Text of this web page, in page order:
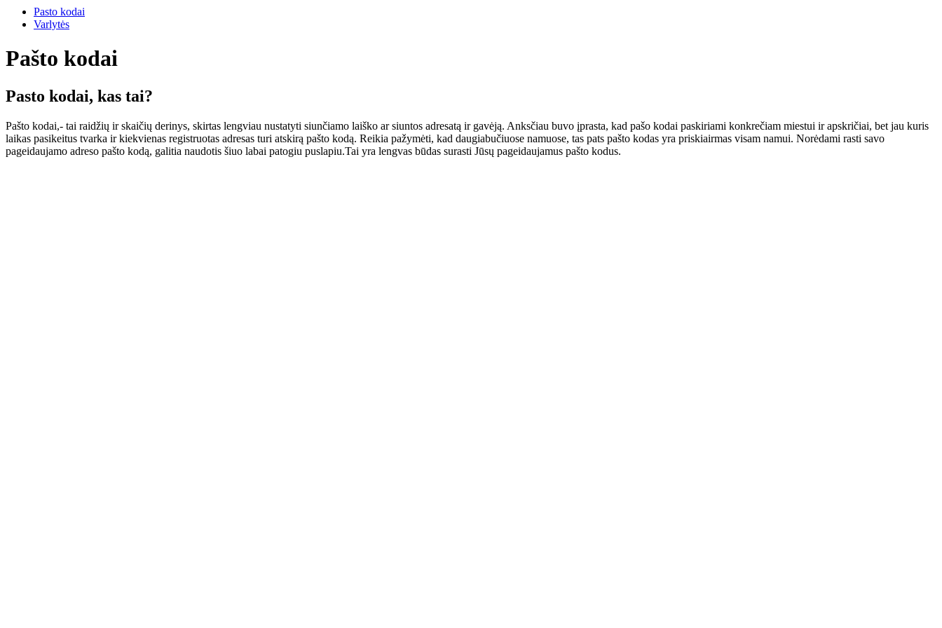
Pasto kodai
Varlytės
Pašto kodai
Pasto kodai, kas tai?
Pašto kodai,- tai raidžių ir skaičių derinys, skirtas lengviau nustatyti siunčiamo laiško ar siuntos adresatą ir gavėją. Anksčiau buvo įprasta, kad pašo kodai paskiriami konkrečiam miestui ir apskričiai, bet jau kuris
laikas pasikeitus tvarka ir kiekvienas registruotas adresas turi atskirą pašto kodą. Reikia pažymėti, kad daugiabučiuose namuose, tas pats pašto kodas yra priskiairmas visam namui. Norėdami rasti savo
pageidaujamo adreso pašto kodą, galitia naudotis šiuo labai patogiu puslapiu.Tai yra lengvas būdas surasti Jūsų pageidaujamus pašto kodus.